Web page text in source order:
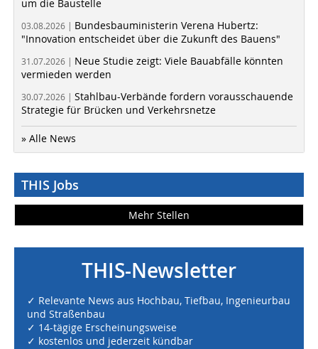
um die Baustelle
03.08.2026 | Bundesbauministerin Verena Hubertz:
"Innovation entscheidet über die Zukunft des Bauens"
31.07.2026 | Neue Studie zeigt: Viele Bauabfälle könnten
vermieden werden
30.07.2026 | Stahlbau-Verbände fordern vorausschauende
Strategie für Brücken und Verkehrsnetze
» Alle News
THIS Jobs
Mehr Stellen
THIS-Newsletter
✓ Relevante News aus Hochbau, Tiefbau, Ingenieurbau
und Straßenbau
✓ 14-tägige Erscheinungsweise
✓ kostenlos und jederzeit kündbar